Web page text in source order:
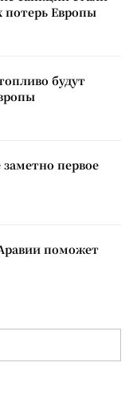
Европы
будут
первое
поможет